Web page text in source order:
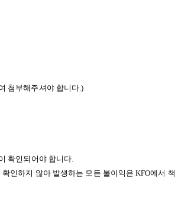
첨부해주셔야 합니다.)
확인되어야 합니다.
확인하지 않아 발생하는 모든 불이익은KFO에서